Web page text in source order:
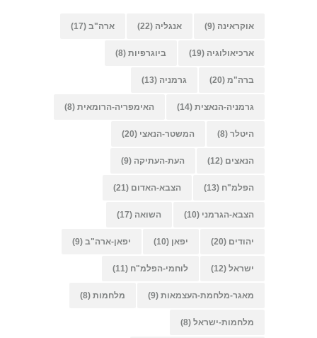
אוקראינה (9) אנגליה (22) ארה"ב (17)
ארכיאולוגיה (19) ביוגרפיות (8)
ברה"מ (20) גרמניה (13)
גרמניה-הנאצית (14) האימפריה-הרומאית (8)
היטלר (8) המשטר-הנאצי (20)
הנאצים (12) העת-העתיקה (9)
הפלמ"ח (13) הצבא-האדום (21)
הצבא-הגרמני (10) השואה (17)
יהודים (20) יפאן (10) יפאן-ארה"ב (9)
ישראל (12) לוחמי-הפלמ"ח (11)
מאגר-מלחמת-העצמאות (9) מלחמות (8)
מלחמות-ישראל (8)